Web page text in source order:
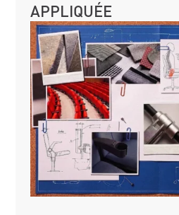
APPLIQUÉE